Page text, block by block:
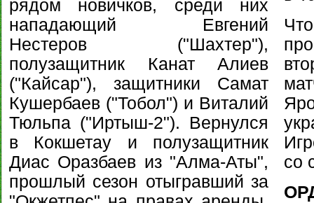
рядом новичков, среди них
нападающий Евгений
Нестеров ("Шахтер"),
полузащитник Канат Алиев
("Кайсар"), защитники Самат
Кушербаев ("Тобол") и Виталий
Тюльпа ("Иртыш-2"). Вернулся
в Кокшетау и полузащитник
Диас Оразбаев из "Алма-Аты",
прошлый сезон отыгравший за
со